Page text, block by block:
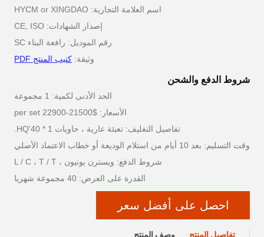
اسم العلامة التجارية: HYCM or XINGDAO
إصدار الشهادات: CE, ISO
رقم الموديل: رافعة البناء SC
وثيقة: كتيب المنتج PDF
شروط الدفع والشحن
الحد الأدنى لكمية: 1 مجموعة
الأسعار: $21500-22900 per set
تفاصيل التغليف: تعبئة عارية ، حاويات 1 * 40'HQ.
وقت التسليم: بعد 10 أيام من استلام الوديعة أو خطاب الاعتماد الأصلي
شروط الدفع: ويسترن يونيون ، L / C ، T / T
القدرة على العرض: 40 مجموعة شهريا
احصل على أفضل سعر
تفاصيل المنتج وصف المنتج